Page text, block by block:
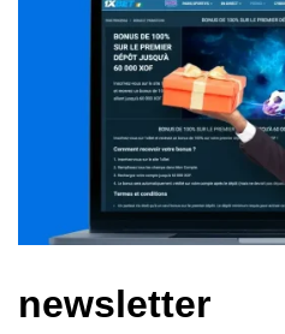
newsletter